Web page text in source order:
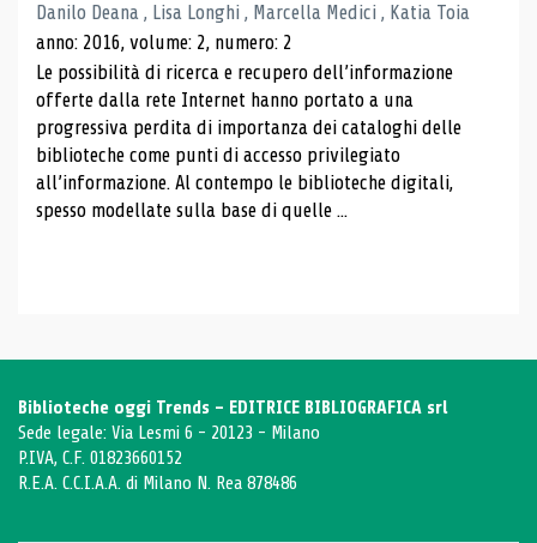
Danilo Deana , Lisa Longhi , Marcella Medici , Katia Toia
anno: 2016, volume: 2, numero: 2
Le possibilità di ricerca e recupero dell’informazione
offerte dalla rete Internet hanno portato a una
progressiva perdita di importanza dei cataloghi delle
biblioteche come punti di accesso privilegiato
all’informazione. Al contempo le biblioteche digitali,
spesso modellate sulla base di quelle ...
Biblioteche oggi Trends - EDITRICE BIBLIOGRAFICA srl
Sede legale: Via Lesmi 6 - 20123 - Milano
P.IVA, C.F. 01823660152
R.E.A. C.C.I.A.A. di Milano N. Rea 878486